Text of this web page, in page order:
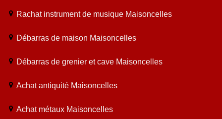
Rachat instrument de musique Maisoncelles
Débarras de maison Maisoncelles
Débarras de grenier et cave Maisoncelles
Achat antiquité Maisoncelles
Achat métaux Maisoncelles